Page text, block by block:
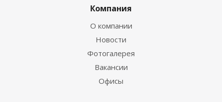
Компания
О компании
Новости
Фотогалерея
Вакансии
Офисы